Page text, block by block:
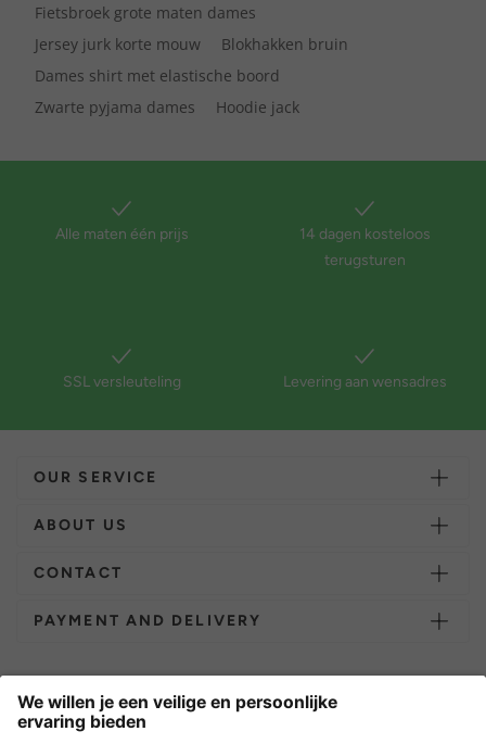
Fietsbroek grote maten dames
Jersey jurk korte mouw
Blokhakken bruin
Dames shirt met elastische boord
Zwarte pyjama dames
Hoodie jack
Alle maten één prijs
14 dagen kosteloos
terugsturen
SSL versleuteling Levering aan wensadres
OUR SERVICE
ABOUT US
CONTACT
PAYMENT AND DELIVERY
Nederland